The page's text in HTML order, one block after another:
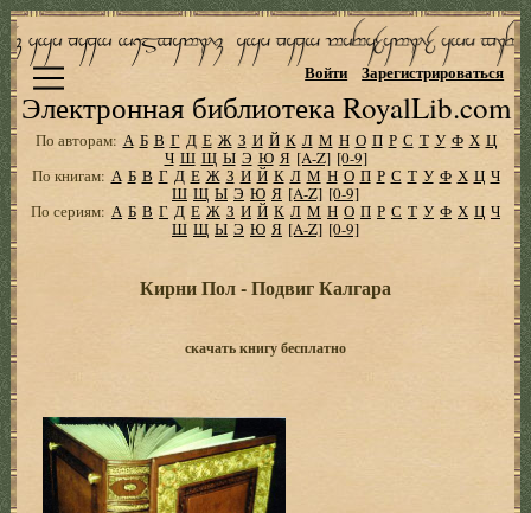
Электронная библиотека RoyalLib.com
Войти Зарегистрироваться
По авторам: А Б В Г Д Е Ж З И Й К Л М Н О П Р С Т У Ф Х Ц
Ч Ш Щ Ы Э Ю Я [A-Z] [0-9]
По книгам: А Б В Г Д Е Ж З И Й К Л М Н О П Р С Т У Ф Х Ц Ч
Ш Щ Ы Э Ю Я [A-Z] [0-9]
По сериям: А Б В Г Д Е Ж З И Й К Л М Н О П Р С Т У Ф Х Ц Ч
Ш Щ Ы Э Ю Я [A-Z] [0-9]
Кирни Пол - Подвиг Калгара
скачать книгу бесплатно